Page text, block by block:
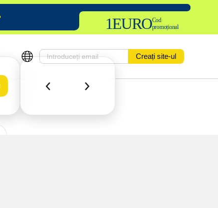
1EUROCod
promoțional
Creați site-ul